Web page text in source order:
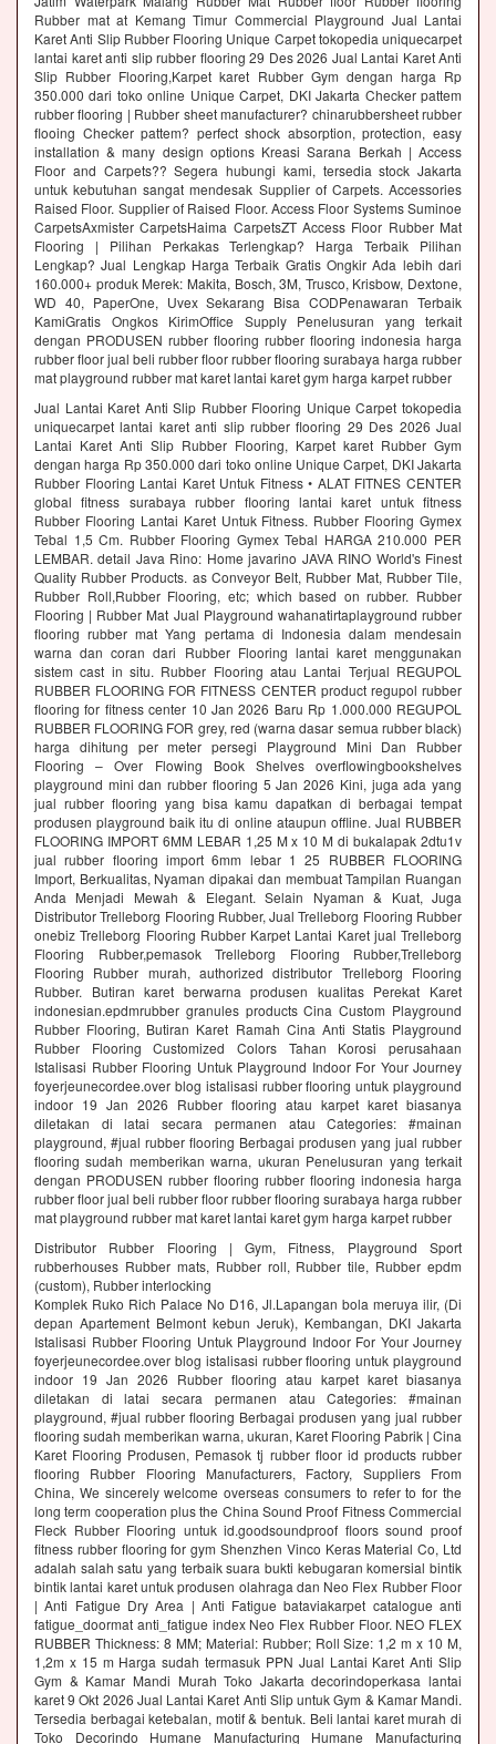
Rubber mat at Kemang Timur Commercial Playground Jual Lantai
Karet Anti Slip Rubber Flooring Unique Carpet tokopedia uniquecarpet
lantai karet anti slip rubber flooring 29 Des 2026 Jual Lantai Karet Anti
Slip Rubber Flooring,Karpet karet Rubber Gym dengan harga Rp
350.000 dari toko online Unique Carpet, DKI Jakarta Checker pattem
rubber flooring | Rubber sheet manufacturer? chinarubbersheet rubber
flooing Checker pattem? perfect shock absorption, protection, easy
installation & many design options Kreasi Sarana Berkah | Access
Floor and Carpets?? Segera hubungi kami, tersedia stock Jakarta
untuk kebutuhan sangat mendesak Supplier of Carpets. Accessories
Raised Floor. Supplier of Raised Floor. Access Floor Systems Suminoe
CarpetsAxmister CarpetsHaima CarpetsZT Access Floor Rubber Mat
Flooring | Pilihan Perkakas Terlengkap? Harga Terbaik Pilihan
Lengkap? Jual Lengkap Harga Terbaik Gratis Ongkir Ada lebih dari
160.000+ produk Merek: Makita, Bosch, 3M, Trusco, Krisbow, Dextone,
WD 40, PaperOne, Uvex Sekarang Bisa CODPenawaran Terbaik
KamiGratis Ongkos KirimOffice Supply Penelusuran yang terkait
dengan PRODUSEN rubber flooring rubber flooring indonesia harga
rubber floor jual beli rubber floor rubber flooring surabaya harga rubber
mat playground rubber mat karet lantai karet gym harga karpet rubber
Jual Lantai Karet Anti Slip Rubber Flooring Unique Carpet tokopedia
uniquecarpet lantai karet anti slip rubber flooring 29 Des 2026 Jual
Lantai Karet Anti Slip Rubber Flooring, Karpet karet Rubber Gym
dengan harga Rp 350.000 dari toko online Unique Carpet, DKI Jakarta
Rubber Flooring Lantai Karet Untuk Fitness • ALAT FITNES CENTER
global fitness surabaya rubber flooring lantai karet untuk fitness
Rubber Flooring Lantai Karet Untuk Fitness. Rubber Flooring Gymex
Tebal 1,5 Cm. Rubber Flooring Gymex Tebal HARGA 210.000 PER
LEMBAR. detail Java Rino: Home javarino JAVA RINO World's Finest
Quality Rubber Products. as Conveyor Belt, Rubber Mat, Rubber Tile,
Rubber Roll,Rubber Flooring, etc; which based on rubber. Rubber
Flooring | Rubber Mat Jual Playground wahanatirtaplayground rubber
flooring rubber mat Yang pertama di Indonesia dalam mendesain
warna dan coran dari Rubber Flooring lantai karet menggunakan
sistem cast in situ. Rubber Flooring atau Lantai Terjual REGUPOL
RUBBER FLOORING FOR FITNESS CENTER product regupol rubber
flooring for fitness center 10 Jan 2026 Baru Rp 1.000.000 REGUPOL
RUBBER FLOORING FOR grey, red (warna dasar semua rubber black)
harga dihitung per meter persegi Playground Mini Dan Rubber
Flooring – Over Flowing Book Shelves overflowingbookshelves
playground mini dan rubber flooring 5 Jan 2026 Kini, juga ada yang
jual rubber flooring yang bisa kamu dapatkan di berbagai tempat
produsen playground baik itu di online ataupun offline. Jual RUBBER
FLOORING IMPORT 6MM LEBAR 1,25 M x 10 M di bukalapak 2dtu1v
jual rubber flooring import 6mm lebar 1 25 RUBBER FLOORING
Import, Berkualitas, Nyaman dipakai dan membuat Tampilan Ruangan
Anda Menjadi Mewah & Elegant. Selain Nyaman & Kuat, Juga
Distributor Trelleborg Flooring Rubber, Jual Trelleborg Flooring Rubber
onebiz Trelleborg Flooring Rubber Karpet Lantai Karet jual Trelleborg
Flooring Rubber,pemasok Trelleborg Flooring Rubber,Trelleborg
Flooring Rubber murah, authorized distributor Trelleborg Flooring
Rubber. Butiran karet berwarna produsen kualitas Perekat Karet
indonesian.epdmrubber granules products Cina Custom Playground
Rubber Flooring, Butiran Karet Ramah Cina Anti Statis Playground
Rubber Flooring Customized Colors Tahan Korosi perusahaan
Istalisasi Rubber Flooring Untuk Playground Indoor For Your Journey
foyerjeunecordee.over blog istalisasi rubber flooring untuk playground
indoor 19 Jan 2026 Rubber flooring atau karpet karet biasanya
diletakan di latai secara permanen atau Categories: #mainan
playground, #jual rubber flooring Berbagai produsen yang jual rubber
flooring sudah memberikan warna, ukuran Penelusuran yang terkait
dengan PRODUSEN rubber flooring rubber flooring indonesia harga
rubber floor jual beli rubber floor rubber flooring surabaya harga rubber
mat playground rubber mat karet lantai karet gym harga karpet rubber
Distributor Rubber Flooring | Gym, Fitness, Playground Sport
rubberhouses Rubber mats, Rubber roll, Rubber tile, Rubber epdm
(custom), Rubber interlocking
Komplek Ruko Rich Palace No D16, Jl.Lapangan bola meruya ilir, (Di
depan Apartement Belmont kebun Jeruk), Kembangan, DKI Jakarta
Istalisasi Rubber Flooring Untuk Playground Indoor For Your Journey
foyerjeunecordee.over blog istalisasi rubber flooring untuk playground
indoor 19 Jan 2026 Rubber flooring atau karpet karet biasanya
diletakan di latai secara permanen atau Categories: #mainan
playground, #jual rubber flooring Berbagai produsen yang jual rubber
flooring sudah memberikan warna, ukuran, Karet Flooring Pabrik | Cina
Karet Flooring Produsen, Pemasok tj rubber floor id products rubber
flooring Rubber Flooring Manufacturers, Factory, Suppliers From
China, We sincerely welcome overseas consumers to refer to for the
long term cooperation plus the China Sound Proof Fitness Commercial
Fleck Rubber Flooring untuk id.goodsoundproof floors sound proof
fitness rubber flooring for gym Shenzhen Vinco Keras Material Co, Ltd
adalah salah satu yang terbaik suara bukti kebugaran komersial bintik
bintik lantai karet untuk produsen olahraga dan Neo Flex Rubber Floor
| Anti Fatigue Dry Area | Anti Fatigue bataviakarpet catalogue anti
fatigue_doormat anti_fatigue index Neo Flex Rubber Floor. NEO FLEX
RUBBER Thickness: 8 MM; Material: Rubber; Roll Size: 1,2 m x 10 M,
1,2m x 15 m Harga sudah termasuk PPN Jual Lantai Karet Anti Slip
Gym & Kamar Mandi Murah Toko Jakarta decorindoperkasa lantai
karet 9 Okt 2026 Jual Lantai Karet Anti Slip untuk Gym & Kamar Mandi.
Tersedia berbagai ketebalan, motif & bentuk. Beli lantai karet murah di
Toko Decorindo Humane Manufacturing Humane Manufacturing